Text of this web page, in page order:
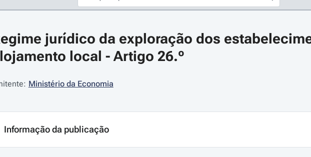
Use as teclas de seta para navegar pelos dias do calendário; Use cmd ou ctrl + seta para
jurídico da exploração dos
local - Artigo 26.º
Ministério da Economia
Informação da publicação